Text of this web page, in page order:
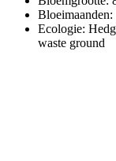
Bloeimaanden:
Ecologie:
waste ground